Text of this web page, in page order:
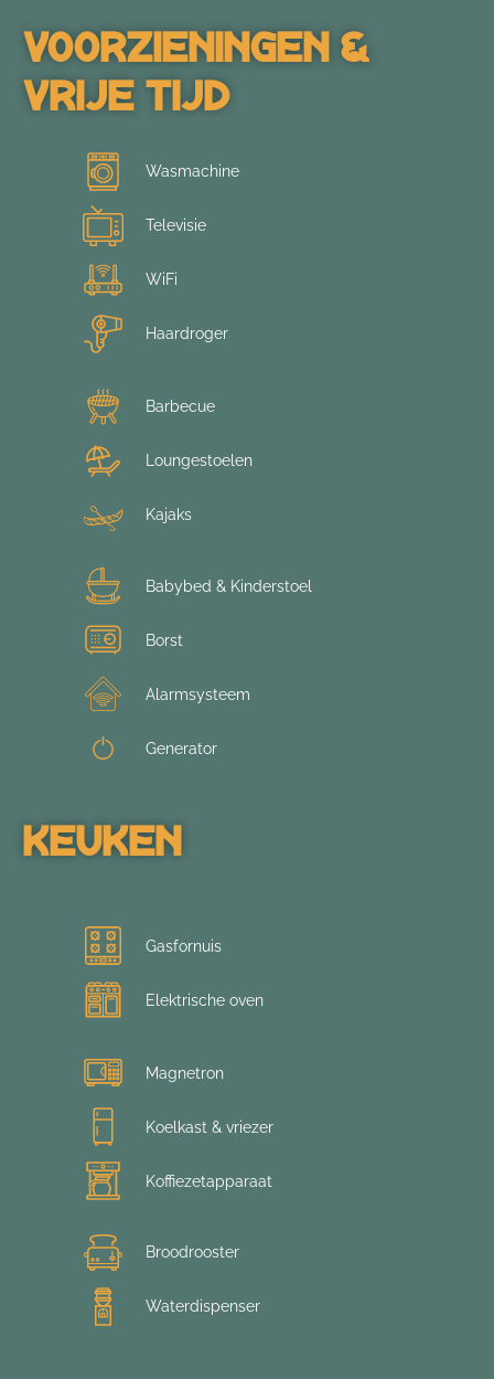
Voorzieningen &
Vrije Tijd
Wasmachine
Televisie
WiFi
Haardroger
Barbecue
Loungestoelen
Kajaks
Babybed & Kinderstoel
Borst
Alarmsysteem
Generator
Keuken
Gasfornuis
Elektrische oven
Magnetron
Koelkast & vriezer
Koffiezetapparaat
Broodrooster
Waterdispenser